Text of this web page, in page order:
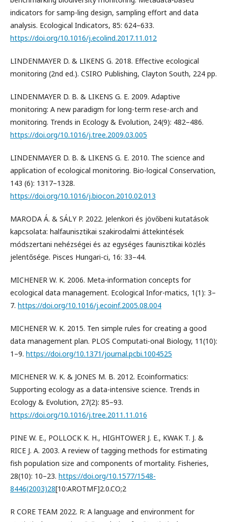
indicators for samp-ling design, sampling effort and data
analysis. Ecological Indicators, 85: 624–633.
https://doi.org/10.1016/j.ecolind.2017.11.012
LINDENMAYER D. & LIKENS G. 2018. Effective ecological
monitoring (2nd ed.). CSIRO Publishing, Clayton South, 224 pp.
LINDENMAYER D. B. & LIKENS G. E. 2009. Adaptive
monitoring: A new paradigm for long-term rese-arch and
monitoring. Trends in Ecology & Evolution, 24(9): 482–486.
https://doi.org/10.1016/j.tree.2009.03.005
LINDENMAYER D. B. & LIKENS G. E. 2010. The science and
application of ecological monitoring. Bio-logical Conservation,
143 (6): 1317–1328.
https://doi.org/10.1016/j.biocon.2010.02.013
MARODA Á. & SÁLY P. 2022. Jelenkori és jövőbeni kutatások
kapcsolata: halfaunisztikai szakirodalmi áttekintések
módszertani nehézségei és az egységes faunisztikai közlés
jelentősége. Pisces Hungari-ci, 16: 33–44.
MICHENER W. K. 2006. Meta-information concepts for
ecological data management. Ecological Infor-matics, 1(1): 3–
7. https://doi.org/10.1016/j.ecoinf.2005.08.004
MICHENER W. K. 2015. Ten simple rules for creating a good
data management plan. PLOS Computati-onal Biology, 11(10):
1–9. https://doi.org/10.1371/journal.pcbi.1004525
MICHENER W. K. & JONES M. B. 2012. Ecoinformatics:
Supporting ecology as a data-intensive science. Trends in
Ecology & Evolution, 27(2): 85–93.
https://doi.org/10.1016/j.tree.2011.11.016
PINE W. E., POLLOCK K. H., HIGHTOWER J. E., KWAK T. J. &
RICE J. A. 2003. A review of tagging methods for estimating
fish population size and components of mortality. Fisheries,
28(10): 10–23. https://doi.org/10.1577/1548-
8446(2003)28[10:AROTMF]2.0.CO;2
R CORE TEAM 2022. R: A language and environment for